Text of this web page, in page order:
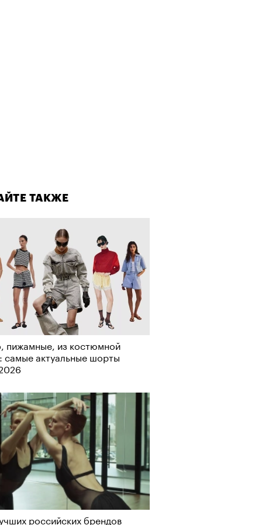
ТАКЖЕ
пижамные, из костюмной
самые актуальные шорты
российских брендов
и masters:dom
первую резиденцию